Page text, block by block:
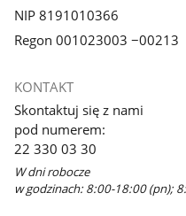
NIP 8191010366
Regon 001023003 −00213
KONTAKT
Skontaktuj się z nami
pod numerem:
22 330 03 30
W dni robocze
w godzinach: 8:00-18:00 (pn);